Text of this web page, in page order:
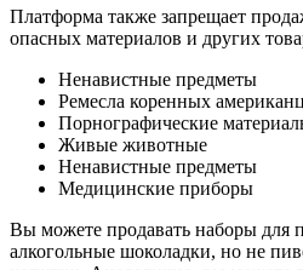
Платформа также запрещает
опасных материалов и других
Ненавистные предметы
Ремесла коренных
Порнографические
Живые животные
Ненавистные предметы
Медицинские приборы
Вы можете продавать наборы для
алкогольные шоколадки, но не